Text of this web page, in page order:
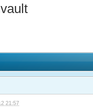
21:57